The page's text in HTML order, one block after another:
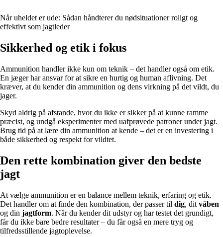
Når uheldet er ude: Sådan håndterer du nødsituationer roligt og
effektivt som jagtleder
Sikkerhed og etik i fokus
Ammunition handler ikke kun om teknik – det handler også om etik.
En jæger har ansvar for at sikre en hurtig og human aflivning. Det
kræver, at du kender din ammunition og dens virkning på det vildt, du
jager.
Skyd aldrig på afstande, hvor du ikke er sikker på at kunne ramme
præcist, og undgå eksperimenter med uafprøvede patroner under jagt.
Brug tid på at lære din ammunition at kende – det er en investering i
både sikkerhed og respekt for vildtet.
Den rette kombination giver den bedste
jagt
At vælge ammunition er en balance mellem teknik, erfaring og etik.
Det handler om at finde den kombination, der passer til dig, dit våben
og din jagtform. Når du kender dit udstyr og har testet det grundigt,
får du ikke bare bedre resultater – du får også en mere tryg og
tilfredsstillende jagtoplevelse.